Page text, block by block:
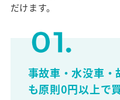
だけます。
事故車・水没車・
も原則0円以上で